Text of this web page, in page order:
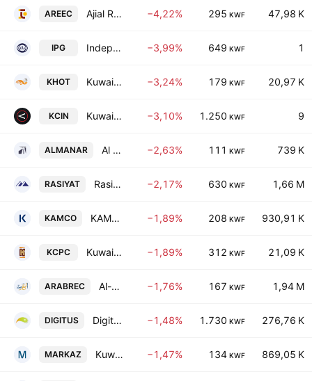
AREEC Ajial Real Estate Entertainment Co.(K.S.C.) −4,22% 295 KWF 47,98 K
IPG Independent Petroleum Group SAK −3,99% 649 KWF 1
KHOT Kuwait Hotels Co. SAK −3,24% 179 KWF 20,97 K
KCIN Kuwait National Cinema Co. −3,10% 1.250 KWF 9
ALMANAR Al Manar Financing & Leasing Company K.S.C. −2,63% 111 KWF 739 K
RASIYAT Rasiyat Holding Company −2,17% 630 KWF 1,66 M
KAMCO KAMCO Investment Company K.S.C.P. −1,89% 208 KWF 930,91 K
KCPC Kuwait Co for Process Plant Construction & Contracting KSC −1,89% 312 KWF 21,09 K
ARABREC Al-Arabiya Real Estate Co. −1,76% 167 KWF 1,94 M
DIGITUS Digitus Group for Digital Infrastructure Data Centers & Communications KSCP −1,48% 1.730 KWF 276,76 K
MARKAZ Kuwait Financial Centre KPSC −1,47% 134 KWF 869,05 K